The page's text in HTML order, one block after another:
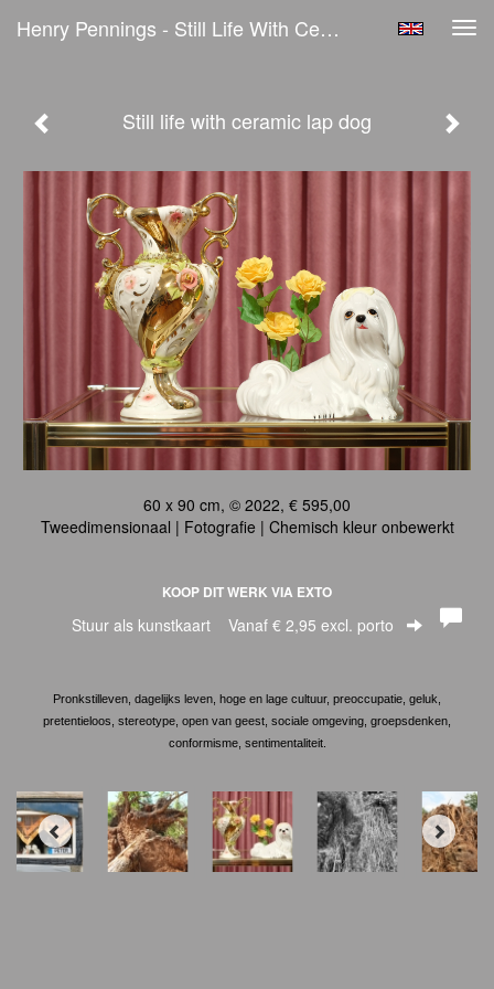
Henry Pennings - Still Life With Ceramic Lap Dog
Still life with ceramic lap dog
60 x 90 cm, © 2022, € 595,00
Tweedimensionaal | Fotografie | Chemisch kleur onbewerkt
KOOP DIT WERK VIA EXTO
Stuur als kunstkaart Vanaf € 2,95 excl. porto
Pronkstilleven, dagelijks leven, hoge en lage cultuur, preoccupatie, geluk,
pretentieloos, stereotype, open van geest, sociale omgeving, groepsdenken,
conformisme, sentimentaliteit.